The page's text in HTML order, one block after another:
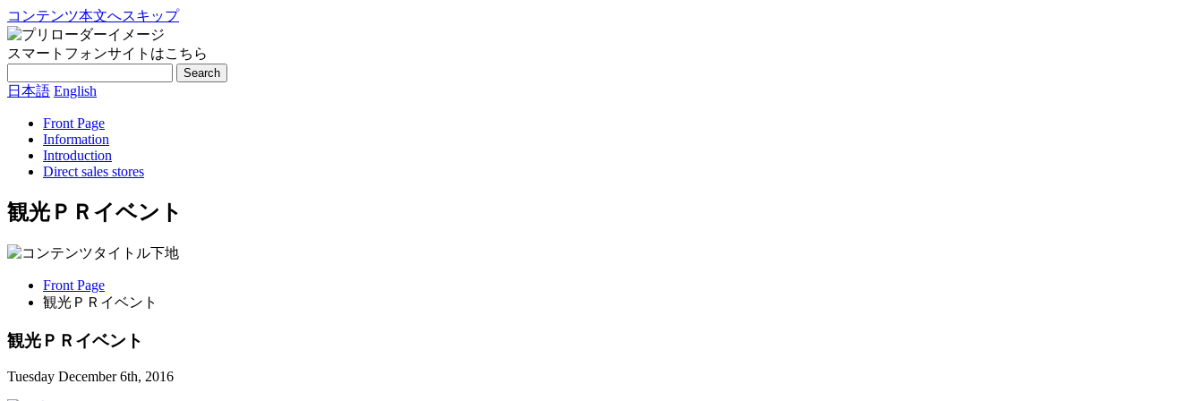
コンテンツ本文へスキップ
スマートフォンサイトはこちら
Search
日本語 English
Front Page
Information
Introduction
Direct sales stores
観光ＰＲイベント
Front Page
観光ＰＲイベント
観光ＰＲイベント
Tuesday December 6th, 2016